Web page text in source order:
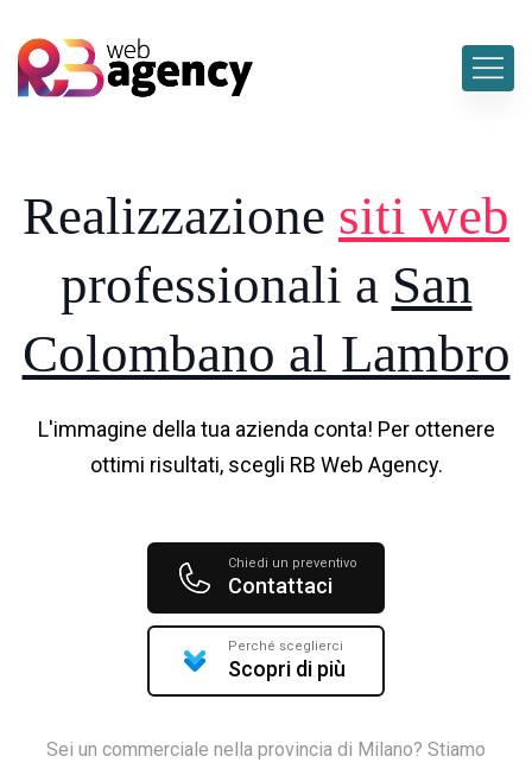
Realizzazione siti web
professionali a San
Colombano al Lambro
L'immagine della tua azienda conta! Per ottenere
ottimi risultati, scegli RB Web Agency.
Chiedi un preventivo
Contattaci
Perché sceglierci
Scopri di più
Sei un commerciale nella provincia di Milano? Stiamo